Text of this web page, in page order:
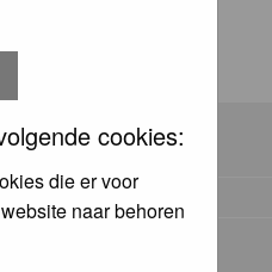
cookies:
die er voor
naar behoren